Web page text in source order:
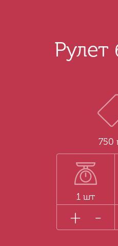
Рулет
1 шт
+ -
750